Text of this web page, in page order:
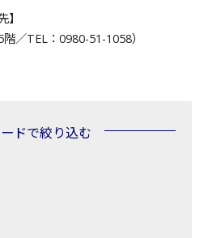
先】
／TEL：0980-51-1058）
ドで絞り込む